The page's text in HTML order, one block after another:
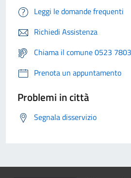
Leggi le domande frequenti
Richiedi Assistenza
Chiama il comune 0523
Prenota un appuntamento
Problemi in città
Segnala disservizio